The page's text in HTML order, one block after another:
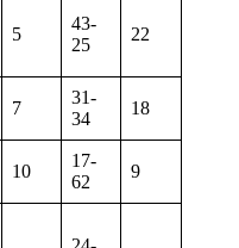
5
43-
25
22
7
31-
34
18
10
17-
62
9